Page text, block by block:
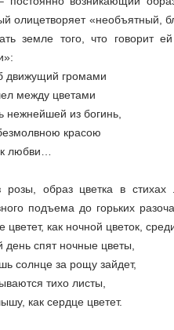
олицетворяет «необъятный,
земле того, что говорит
движущий громами
между цветами
нежнейшей из богинь,
красою
любви…
розы, образ цветка в стихах
подъема до горьких
цветет, как ночной цветок,
день спят ночные цветы,
солнце за рощу зайдет,
тихо листы,
как сердце цветет.